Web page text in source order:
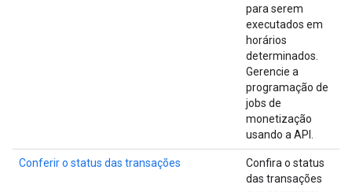
para serem
executados em
horários
determinados.
Gerencie a
programação de
jobs de
monetização
usando a API.
Conferir o status das transações
Confira o status
das transações